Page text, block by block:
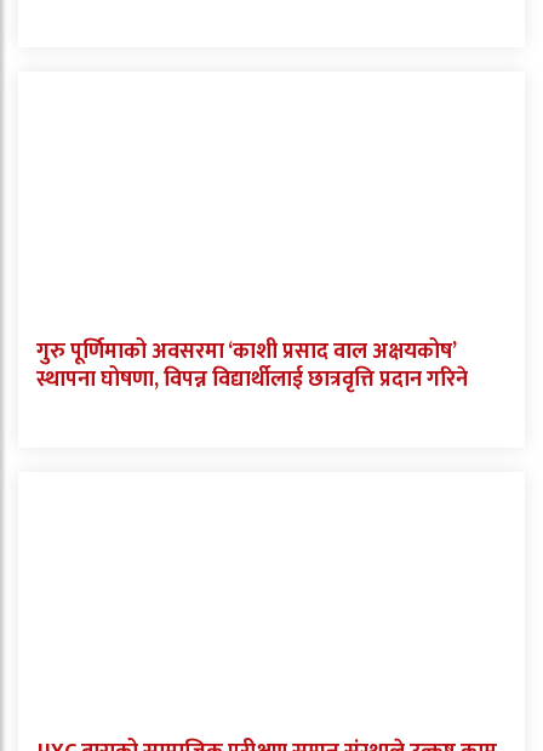
गुरु पूर्णिमाको अवसरमा ‘काशी प्रसाद वाल अक्षयकोष’
स्थापना घोषणा, विपन्न विद्यार्थीलाई छात्रवृत्ति प्रदान गरिने